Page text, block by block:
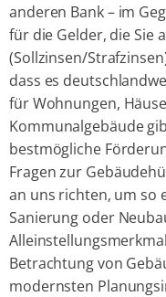
anderen Bank – im
für die Gelder, die Sie
(Sollzinsen/
dass es
für Wohnungen,
Kommunalgebäude
bestmögliche
Fragen zur
an uns richten, um so
Sanierung oder
Betrachtung von
modernsten